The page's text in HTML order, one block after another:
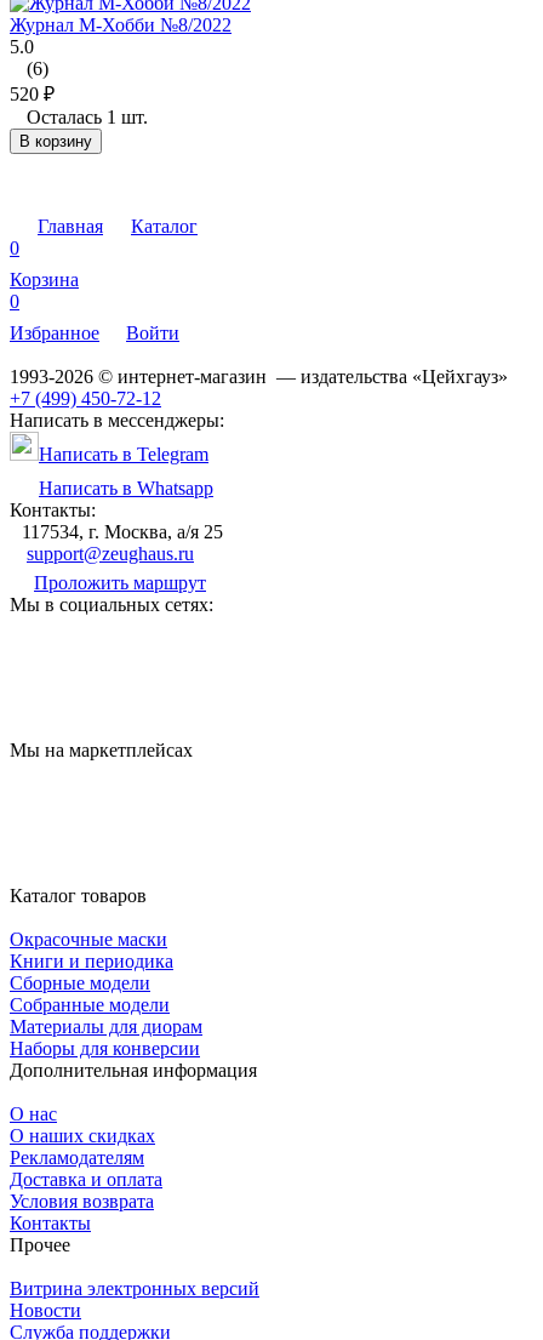
Журнал М-Хобби №8/2022
5.0
(6)
520 ₽
Осталась 1 шт.
В корзину
Главная
Каталог
0
Корзина
0
Избранное
Войти
1993-2026 © интернет-магазин — издательства «Цейхгауз»
+7 (499) 450-72-12
Написать в мессенджеры:
Написать в Telegram
Написать в Whatsapp
Контакты:
117534, г. Москва, а/я 25
support@zeughaus.ru
Проложить маршрут
Мы в социальных сетях:
Мы на маркетплейсах
Каталог товаров
Окрасочные маски
Книги и периодика
Сборные модели
Собранные модели
Материалы для диорам
Наборы для конверсии
Дополнительная информация
О нас
О наших скидках
Рекламодателям
Доставка и оплата
Условия возврата
Контакты
Прочее
Витрина электронных версий
Новости
Служба поддержки